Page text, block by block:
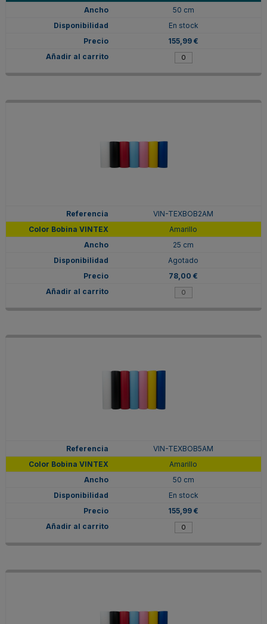
50 cm
En stock
155,99 €
VIN-TEXBOB2AM
Amarillo
25 cm
Agotado
78,00 €
VIN-TEXBOB5AM
Amarillo
50 cm
En stock
155,99 €